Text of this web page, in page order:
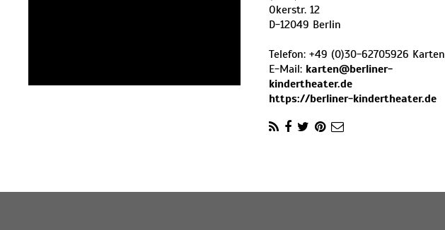
Okerstr. 12
D-12049 Berlin
Telefon: +49 (0)30-62705926 Karten
E-Mail: karten@berliner-
kindertheater.de
https://berliner-kindertheater.de